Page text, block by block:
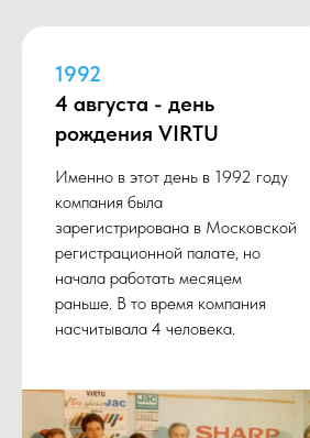
1992
4 августа - день
рождения VIRTU
Именно в этот день в 1992 году
компания была
зарегистрирована в Московской
регистрационной палате, но
начала работать месяцем
раньше. В то время компания
насчитывала 4 человека.